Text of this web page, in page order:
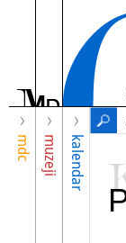
mdc muzeji kalendar